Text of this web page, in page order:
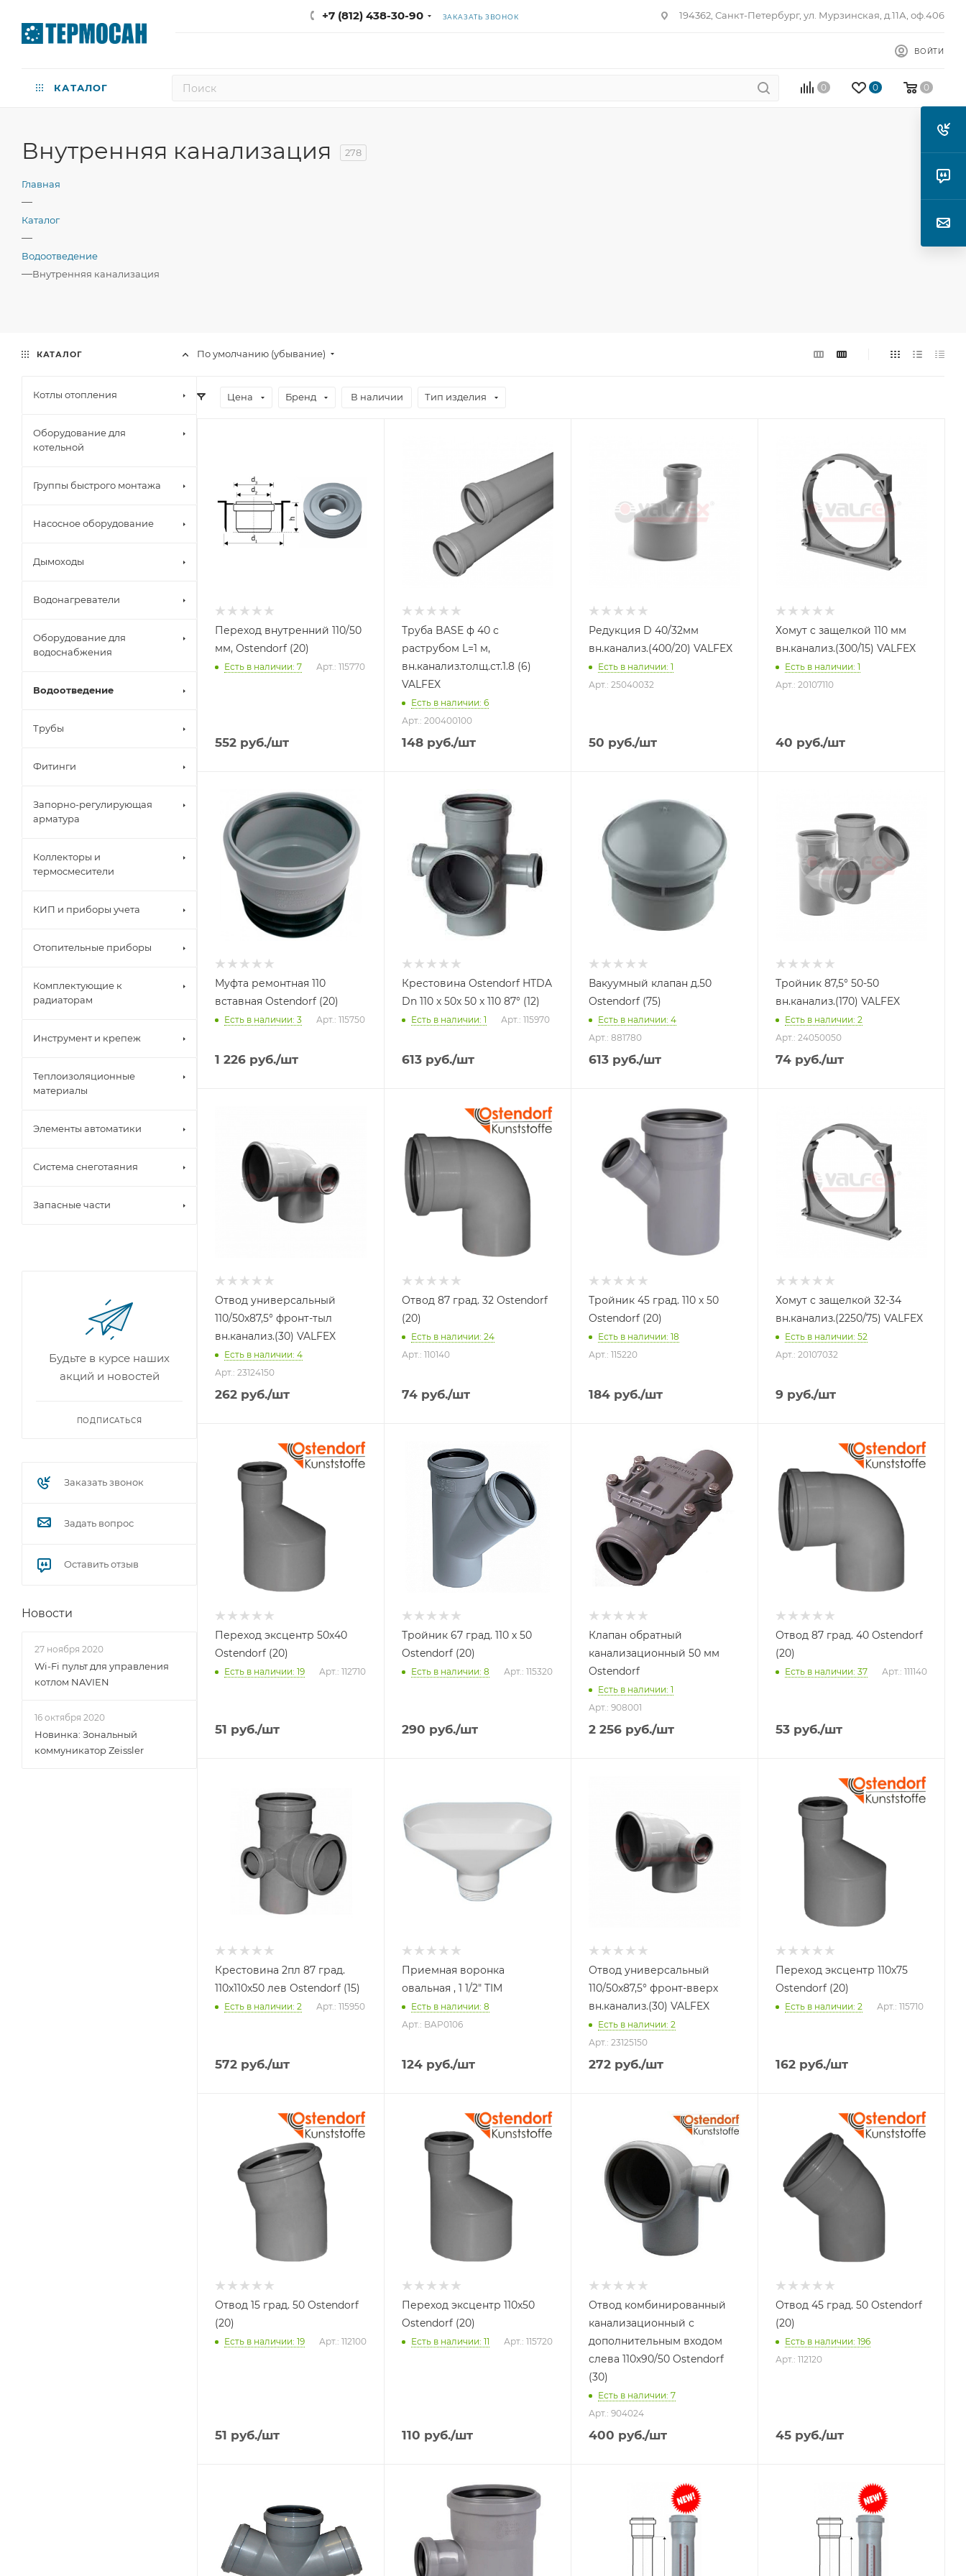
+7 (812) 438-30-90 ЗАКАЗАТЬ ЗВОНОК 194362, Санкт-Петербург, ул. Мурзинская, д.11А, оф.406
ВОЙТИ
КАТАЛОГ 0 0 0
Внутренняя канализация 278
Главная
—
Каталог
—
Водоотведение
—Внутренняя канализация
По умолчанию (убывание)
Цена Бренд В наличии Тип изделия
Переход внутренний 110/50
мм, Ostendorf (20)
Есть в наличии: 7 Арт.: 115770
552 руб./шт
Труба BASE ф 40 с
раструбом L=1 м,
вн.канализ.толщ.ст.1.8 (6)
VALFEX
Есть в наличии: 6
Арт.: 200400100
148 руб./шт
Редукция D 40/32мм
вн.канализ.(400/20) VALFEX
Есть в наличии: 1
Арт.: 25040032
50 руб./шт
Хомут c защелкой 110 мм
вн.канализ.(300/15) VALFEX
Есть в наличии: 1
Арт.: 20107110
40 руб./шт
Тип изделия
Муфта
Муфта ремонтная 110
вставная Ostendorf (20)
Есть в наличии: 3 Арт.: 115750
1 226 руб./шт
Тип изделия
Крестовина
Крестовина Ostendorf HTDA
Dn 110 x 50x 50 x 110 87° (12)
Есть в наличии: 1 Арт.: 115970
613 руб./шт
Клапан
Вакуумный клапан д.50
Ostendorf (75)
Есть в наличии: 4
Арт.: 881780
613 руб./шт
Тройник 87,5° 50-50
вн.канализ.(170) VALFEX
Есть в наличии: 2
Арт.: 24050050
74 руб./шт
Отвод универсальный
110/50х87,5° фронт-тыл
вн.канализ.(30) VALFEX
Есть в наличии: 4
Арт.: 23124150
262 руб./шт
Отвод 87 град. 32 Ostendorf
(20)
Есть в наличии: 24
Арт.: 110140
74 руб./шт
Тройник 45 град. 110 х 50
Ostendorf (20)
Есть в наличии: 18
Арт.: 115220
184 руб./шт
Хомут с защелкой 32-34
вн.канализ.(2250/75) VALFEX
Есть в наличии: 52
Арт.: 20107032
9 руб./шт
Переход
Переход эксцентр 50х40
Ostendorf (20)
Есть в наличии: 19 Арт.: 112710
51 руб./шт
Тип изделия
Тройник
Тройник 67 град. 110 х 50
Ostendorf (20)
Есть в наличии: 8 Арт.: 115320
290 руб./шт
Клапан обратный
канализационный 50 мм
Ostendorf
Есть в наличии: 1
Арт.: 908001
2 256 руб./шт
Отвод 87 град. 40 Ostendorf
(20)
Есть в наличии: 37 Арт.: 111140
53 руб./шт
Крестовина
Крестовина 2пл 87 град.
110х110х50 лев Ostendorf (15)
Есть в наличии: 2 Арт.: 115950
572 руб./шт
Приемная воронка
овальная , 1 1/2" TIM
Есть в наличии: 8
Арт.: BAP0106
124 руб./шт
Отвод универсальный
110/50х87,5° фронт-вверх
вн.канализ.(30) VALFEX
Есть в наличии: 2
Арт.: 23125150
272 руб./шт
Переход
Переход эксцентр 110х75
Ostendorf (20)
Есть в наличии: 2 Арт.: 115710
162 руб./шт
Отвод 15 град. 50 Ostendorf
(20)
Есть в наличии: 19 Арт.: 112100
51 руб./шт
Переход
Переход эксцентр 110х50
Ostendorf (20)
Есть в наличии: 11 Арт.: 115720
110 руб./шт
Отвод комбинированный
канализационный с
дополнительным входом
слева 110х90/50 Ostendorf
(30)
Есть в наличии: 7
Арт.: 904024
400 руб./шт
Отвод 45 град. 50 Ostendorf
(20)
Есть в наличии: 196
Арт.: 112120
45 руб./шт
Тип изделия
Тройник
КАТАЛОГ
Котлы отопления
Оборудование для
котельной
Группы быстрого монтажа
Насосное оборудование
Дымоходы
Водонагреватели
Оборудование для
водоснабжения
Водоотведение
Трубы
Фитинги
Запорно-регулирующая
арматура
Коллекторы и
термосмесители
КИП и приборы учета
Отопительные приборы
Комплектующие к
радиаторам
Инструмент и крепеж
Теплоизоляционные
материалы
Элементы автоматики
Система снеготаяния
Запасные части
Будьте в курсе наших
акций и новостей
ПОДПИСАТЬСЯ
Заказать звонок
Задать вопрос
Оставить отзыв
Новости
27 ноября 2020
Wi-Fi пульт для управления
котлом NAVIEN
16 октября 2020
Новинка: Зональный
коммуникатор Zeissler